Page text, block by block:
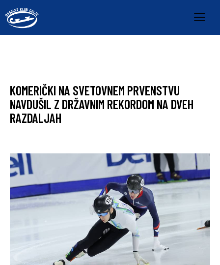
KOMERIČKI NA SVETOVNEM PRVENSTVU
NAVDUŠIL Z DRŽAVNIM REKORDOM NA DVEH
RAZDALJAH